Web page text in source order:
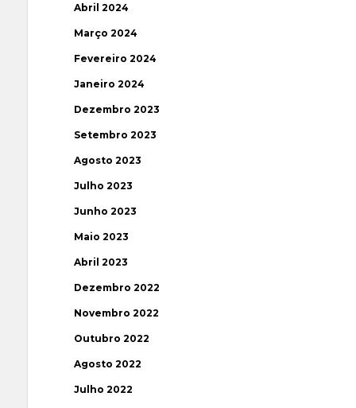
Abril 2024
Março 2024
Fevereiro 2024
Janeiro 2024
Dezembro 2023
Setembro 2023
Agosto 2023
Julho 2023
Junho 2023
Maio 2023
Abril 2023
Dezembro 2022
Novembro 2022
Outubro 2022
Agosto 2022
Julho 2022